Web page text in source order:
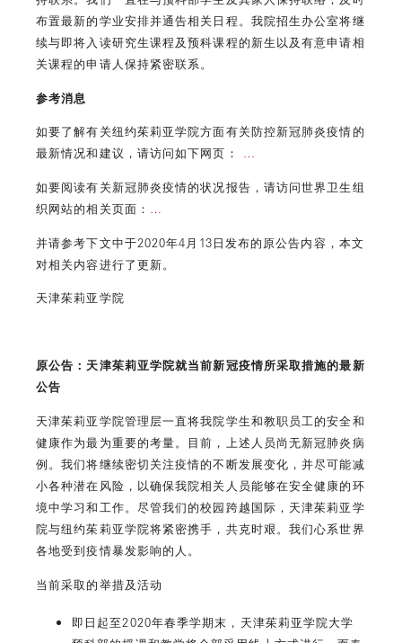
布置最新的学业安排并通告相关日程。我院招生办公室将继
续与即将入读研究生课程及预科课程的新生以及有意申请相
关课程的申请人保持紧密联系。
参考消息
如要了解有关纽约茱莉亚学院方面有关防控新冠肺炎疫情的
最新情况和建议，请访问如下网页： …
如要阅读有关新冠肺炎疫情的状况报告，请访问世界卫生组
织网站的相关页面：
…
并请参考下文中于2020年4月13日发布的原公告内容，本文
对相关内容进行了更新。
天津茱莉亚学院
原公告：天津茱莉亚学院就当前新冠疫情所采取措施的最新
公告
天津茱莉亚学院管理层一直将我院学生和教职员工的安全和
健康作为最为重要的考量。目前，上述人员尚无新冠肺炎病
例。我们将继续密切关注疫情的不断发展变化，并尽可能减
小各种潜在风险，以确保我院相关人员能够在安全健康的环
境中学习和工作。尽管我们的校园跨越国际，天津茱莉亚学
院与纽约茱莉亚学院将紧密携手，共克时艰。我们心系世界
各地受到疫情暴发影响的人。
当前采取的举措及活动
即日起至2020年春季学期末，天津茱莉亚学院大学